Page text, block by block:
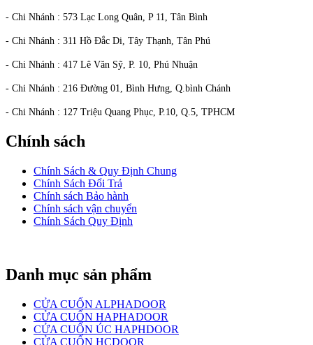
- Chi Nhánh : 573 Lạc Long Quân, P 11, Tân Bình
- Chi Nhánh : 311 Hồ Đắc Di, Tây Thạnh, Tân Phú
- Chi Nhánh : 417 Lê Văn Sỹ, P. 10, Phú Nhuận
- Chi Nhánh : 216 Đường 01, Bình Hưng, Q.bình Chánh
- Chi Nhánh : 127 Triệu Quang Phục, P.10, Q.5, TPHCM
Chính sách
Chính Sách & Quy Định Chung
Chính Sách Đổi Trả
Chính sách Bảo hành
Chính sách vận chuyển
Chính Sách Quy Định
Danh mục sản phẩm
CỬA CUỐN ALPHADOOR
CỬA CUỐN HAPHADOOR
CỬA CUỐN ÚC HAPHDOOR
CỬA CUỐN HCDOOR